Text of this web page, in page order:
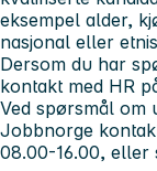
eksempel alder,
nasjonal eller
Dersom du har
kontakt med HR
Ved spørsmål om
Jobbnorge
08.00-16.00, eller